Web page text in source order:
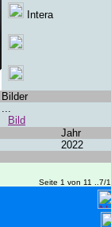
Intera
Bilder
...
Bild
Jahr
2022
Seite 1 von 11 ..7/